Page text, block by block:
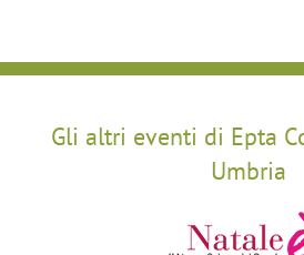
Gli altri eventi di Epta
Umbria